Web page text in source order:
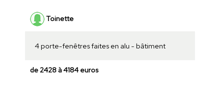
Toinette
4 porte-fenêtres faites en alu - bâtiment
de 2428 à 4184 euros